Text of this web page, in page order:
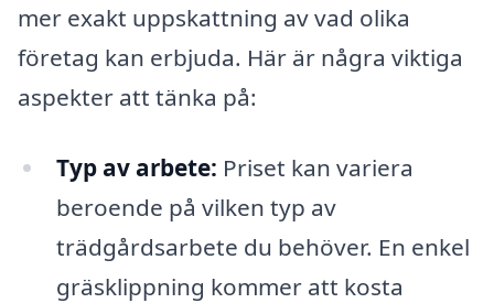
mer exakt uppskattning av vad olika
företag kan erbjuda. Här är några viktiga
aspekter att tänka på:
Typ av arbete: Priset kan variera
beroende på vilken typ av
trädgårdsarbete du behöver. En enkel
gräsklippning kommer att kosta